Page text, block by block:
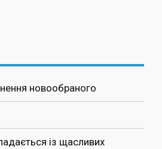
новообраного
із щасливих